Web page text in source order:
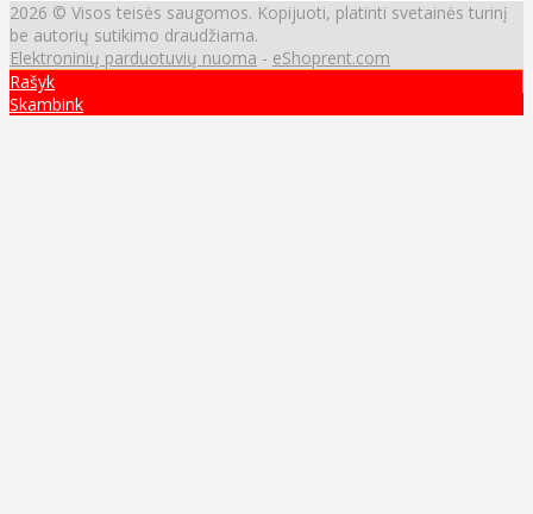
2026 © Visos teisės saugomos. Kopijuoti, platinti svetainės turinį
be autorių sutikimo draudžiama.
Elektroninių parduotuvių nuoma - eShoprent.com
Rašyk
Skambink